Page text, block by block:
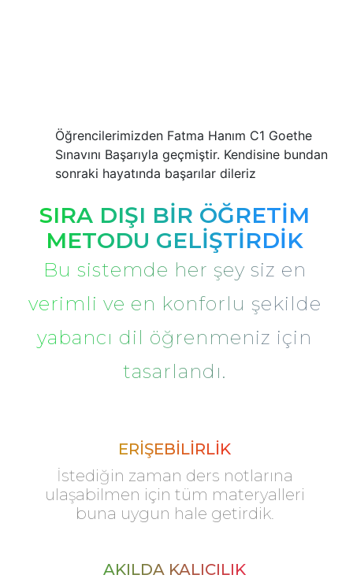
Öğrencilerimizden Fatma Hanım C1 Goethe
Sınavını Başarıyla geçmiştir. Kendisine bundan
sonraki hayatında başarılar dileriz
SIRA DIŞI BİR ÖĞRETİM
METODU GELİŞTİRDİK
Bu sistemde her şey siz en
verimli ve en konforlu şekilde
yabancı dil öğrenmeniz için
tasarlandı.
ERİŞEBİLİRLİK
İstediğin zaman ders notlarına
ulaşabilmen için tüm materyalleri
buna uygun hale getirdik.
AKILDA KALICILIK